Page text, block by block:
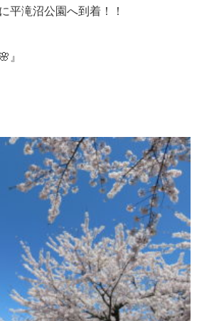
平滝沼公園へ到着！！
』